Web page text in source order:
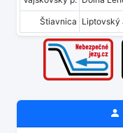
Štiavnica Liptovský